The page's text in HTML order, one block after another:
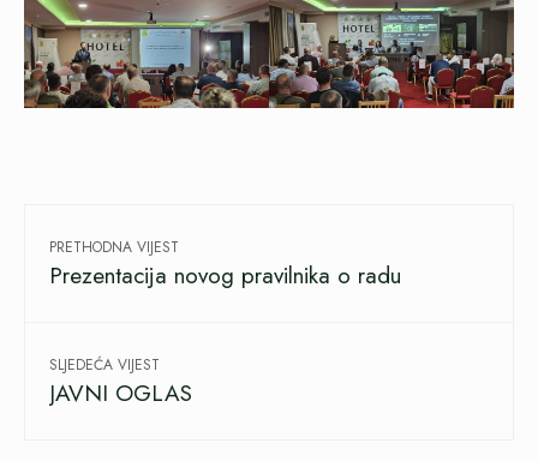
PRETHODNA VIJEST
Prezentacija novog pravilnika o radu
SLJEDEĆA VIJEST
JAVNI OGLAS